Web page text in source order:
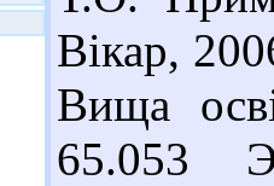
Вікар,
Вища
65.053